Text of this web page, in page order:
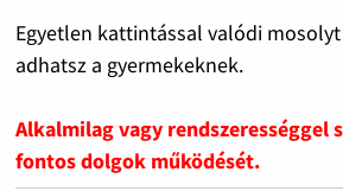
Egyetlen kattintással valódi
adhatsz a gyermekeknek.
Alkalmilag vagy rendszerességgel
fontos dolgok működését.